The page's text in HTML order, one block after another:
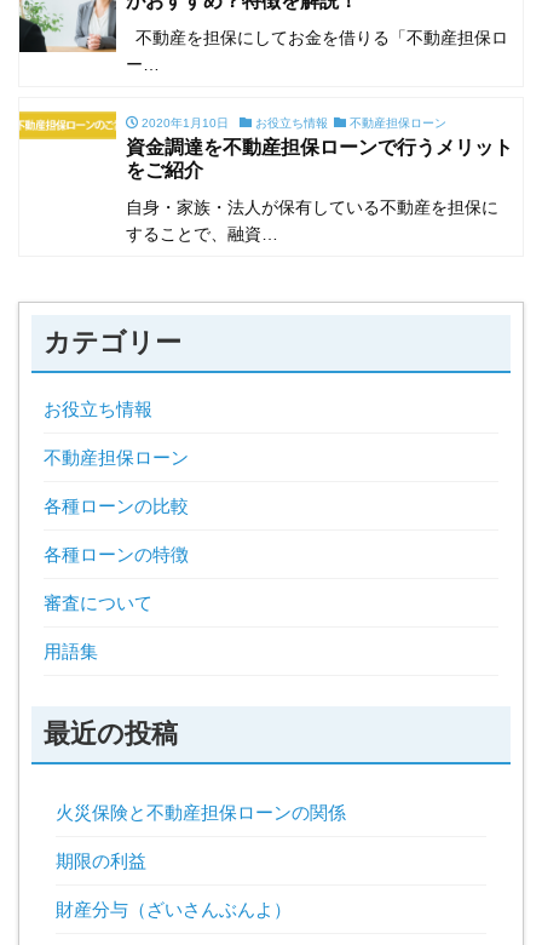
不動産を担保にしてお金を借りる「不動産担保ロ
ー…
2020年1月10日 お役立ち情報 不動産担保ローン
資金調達を不動産担保ローンで行うメリット
をご紹介
自身・家族・法人が保有している不動産を担保に
することで、融資…
カテゴリー
お役立ち情報
不動産担保ローン
各種ローンの比較
各種ローンの特徴
審査について
用語集
最近の投稿
火災保険と不動産担保ローンの関係
期限の利益
財産分与（ざいさんぶんよ）